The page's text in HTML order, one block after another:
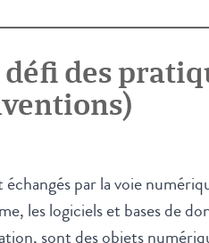
défi des
par la voie
les logiciels et bases de
sont des objets